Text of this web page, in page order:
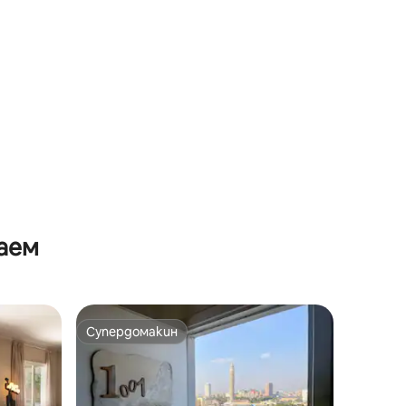
Супердомакин
Супердомакин